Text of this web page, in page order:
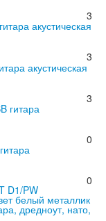
3
3
3
0
0
дредноут, нато,